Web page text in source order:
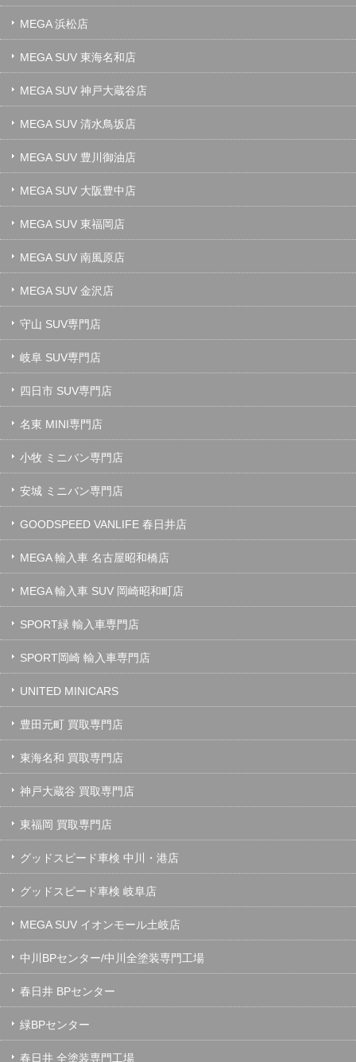
MEGA 浜松店
MEGA SUV 東海名和店
MEGA SUV 神戸大蔵谷店
MEGA SUV 清水鳥坂店
MEGA SUV 豊川御油店
MEGA SUV 大阪豊中店
MEGA SUV 東福岡店
MEGA SUV 南風原店
MEGA SUV 金沢店
守山 SUV専門店
岐阜 SUV専門店
四日市 SUV専門店
名東 MINI専門店
小牧 ミニバン専門店
安城 ミニバン専門店
GOODSPEED VANLIFE 春日井店
MEGA 輸入車 名古屋昭和橋店
MEGA 輸入車 SUV 岡崎昭和町店
SPORT緑 輸入車専門店
SPORT岡崎 輸入車専門店
UNITED MINICARS
豊田元町 買取専門店
東海名和 買取専門店
神戸大蔵谷 買取専門店
東福岡 買取専門店
グッドスピード車検 中川・港店
グッドスピード車検 岐阜店
MEGA SUV イオンモール土岐店
中川BPセンター/中川全塗装専門工場
春日井 BPセンター
緑BPセンター
春日井 全塗装専門工場